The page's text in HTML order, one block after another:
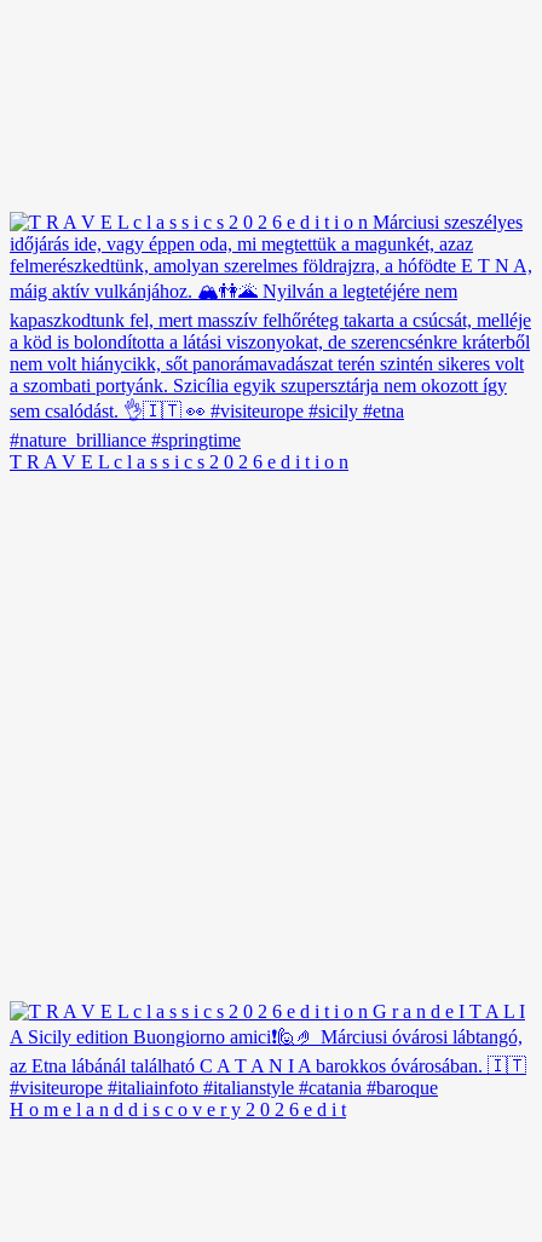
T R A V E L c l a s s i c s 2 0 2 6 e d i t i o n
H o m e l a n d d i s c o v e r y 2 0 2 6 e d i t